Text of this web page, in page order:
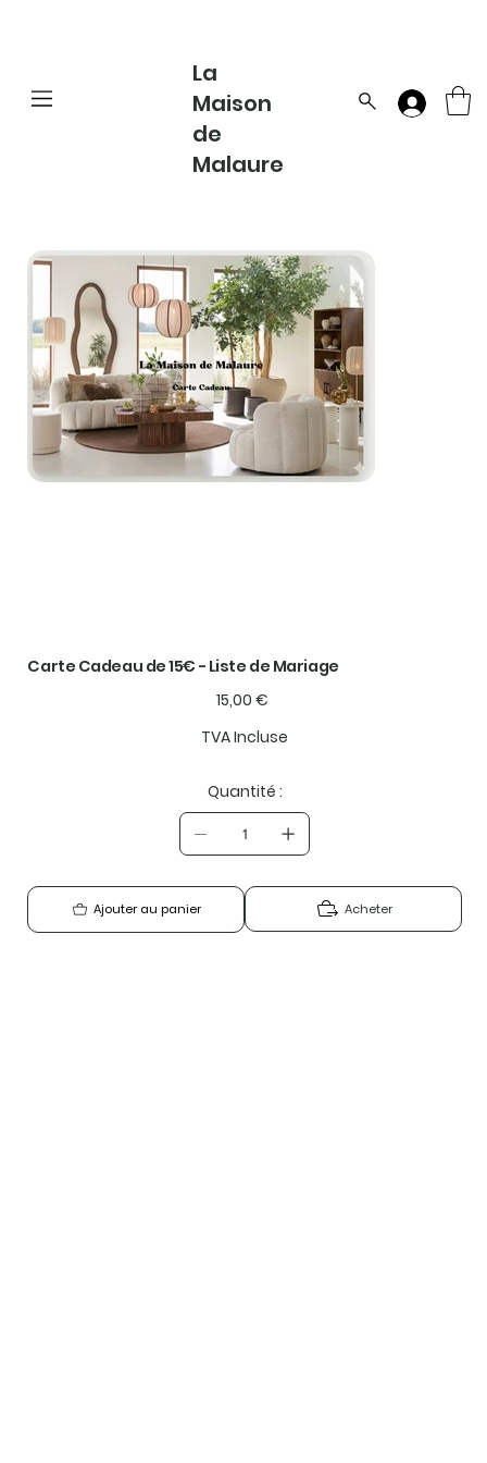
La
Maison
de
Malaure
Carte Cadeau de 15€ - Liste de Mariage
Prix
15,00 €
TVA Incluse
Quantité :
Ajouter au panier Acheter